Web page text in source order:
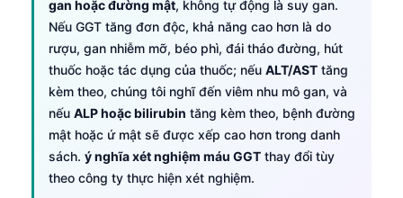
gan hoặc đường mật, không tự động là suy gan.
Nếu GGT tăng đơn độc, khả năng cao hơn là do
rượu, gan nhiễm mỡ, béo phì, đái tháo đường, hút
thuốc hoặc tác dụng của thuốc; nếu ALT/AST tăng
kèm theo, chúng tôi nghĩ đến viêm nhu mô gan, và
nếu ALP hoặc bilirubin tăng kèm theo, bệnh đường
mật hoặc ứ mật sẽ được xếp cao hơn trong danh
sách. ý nghĩa xét nghiệm máu GGT thay đổi tùy
theo công ty thực hiện xét nghiệm.